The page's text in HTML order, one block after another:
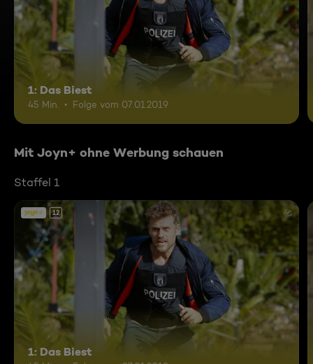
1: Das Biest
45 Min. Folge vom 07.01.2019
Mit Joyn+ ohne Werbung schauen
Staffel 1
12
1: Das Biest